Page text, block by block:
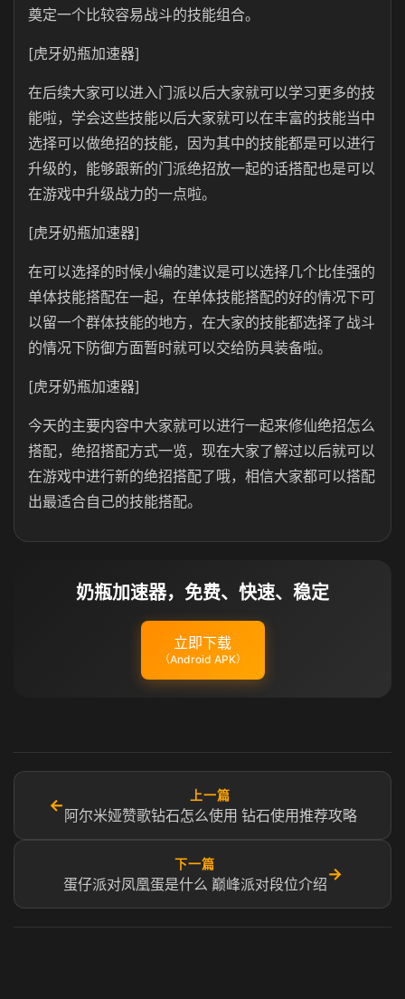
奠定一个比较容易战斗的技能组合。
[虎牙奶瓶加速器]
在后续大家可以进入门派以后大家就可以学习更多的技
能啦，学会这些技能以后大家就可以在丰富的技能当中
选择可以做绝招的技能，因为其中的技能都是可以进行
升级的，能够跟新的门派绝招放一起的话搭配也是可以
在游戏中升级战力的一点啦。
[虎牙奶瓶加速器]
在可以选择的时候小编的建议是可以选择几个比佳强的
单体技能搭配在一起，在单体技能搭配的好的情况下可
以留一个群体技能的地方，在大家的技能都选择了战斗
的情况下防御方面暂时就可以交给防具装备啦。
[虎牙奶瓶加速器]
今天的主要内容中大家就可以进行一起来修仙绝招怎么
搭配，绝招搭配方式一览，现在大家了解过以后就可以
在游戏中进行新的绝招搭配了哦，相信大家都可以搭配
出最适合自己的技能搭配。
奶瓶加速器，免费、快速、稳定
立即下载
（Android APK）
←
上一篇
阿尔米娅赞歌钻石怎么使用 钻石使用推荐攻略
下一篇
蛋仔派对凤凰蛋是什么 巅峰派对段位介绍
→